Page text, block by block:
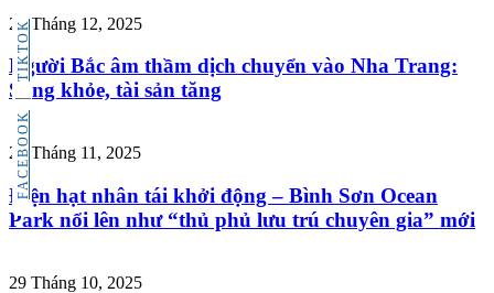
FACEBOOK
TIKTOK
29 Tháng 12, 2025
Người Bắc âm thầm dịch chuyển vào Nha Trang:
Sống khỏe, tài sản tăng
27 Tháng 11, 2025
Điện hạt nhân tái khởi động – Bình Sơn Ocean
Park nổi lên như “thủ phủ lưu trú chuyên gia” mới
29 Tháng 10, 2025